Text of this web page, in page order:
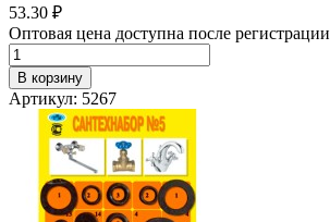
53.30 ₽
Оптовая цена доступна после регистрации
В корзину
Артикул: 5267